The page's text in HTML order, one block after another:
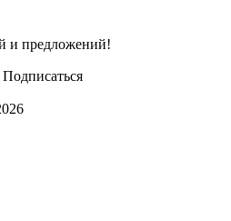
и предложений!
Подписаться